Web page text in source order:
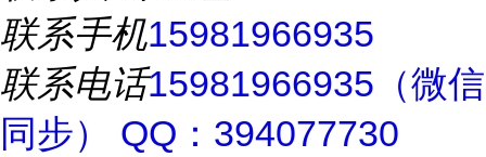
联系手机15981966935
联系电话15981966935（微信
同步） QQ：394077730